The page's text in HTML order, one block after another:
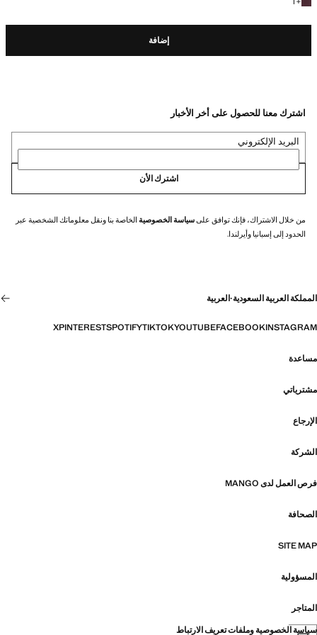
إضافة
اشترك معنا للحصول على أخر الأخبار
البريد الإلكتروني
اشترك الأن
من خلال الاشتراك، فإنك توافق علىسياسة الخصوصية الخاصة بنا ونقل معلوماتك الشخصية عبر
الحدود إلى إسبانيا وأيرلندا.
المملكة العربية السعودية·العربية
INSTAGRAM
FACEBOOK
YOUTUBE
TIKTOK
SPOTIFY
PINTEREST
X
مساعدة
مشترياتي
الإرجاع
الشركة
فرص العمل لدى MANGO
الصحافة
SITE MAP
المسؤولية
المتاجر
سياسة الخصوصية وملفات تعريف الارتباط